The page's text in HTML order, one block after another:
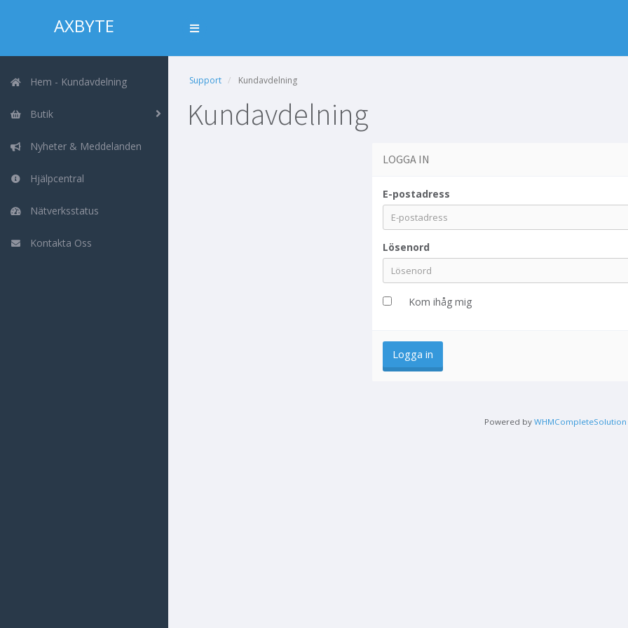
AXBYTE
Hem - Kundavdelning
Butik
Nyheter & Meddelanden
Hjälpcentral
Nätverksstatus
Kontakta Oss
Support Kundavdelning
Kundavdelning
LOGGA IN
E-postadress
Lösenord
Kom ihåg mig
Powered by WHMCompleteSolution